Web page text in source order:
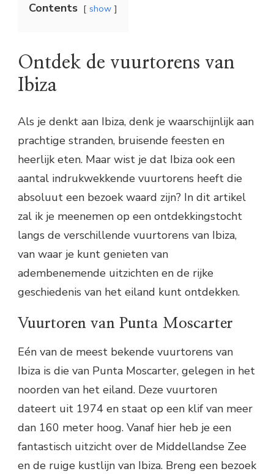
Contents show
Ontdek de vuurtorens van
Ibiza
Als je denkt aan Ibiza, denk je waarschijnlijk aan
prachtige stranden, bruisende feesten en
heerlijk eten. Maar wist je dat Ibiza ook een
aantal indrukwekkende vuurtorens heeft die
absoluut een bezoek waard zijn? In dit artikel
zal ik je meenemen op een ontdekkingstocht
langs de verschillende vuurtorens van Ibiza,
van waar je kunt genieten van
adembenemende uitzichten en de rijke
geschiedenis van het eiland kunt ontdekken.
Vuurtoren van Punta Moscarter
Eén van de meest bekende vuurtorens van
Ibiza is die van Punta Moscarter, gelegen in het
noorden van het eiland. Deze vuurtoren
dateert uit 1974 en staat op een klif van meer
dan 160 meter hoog. Vanaf hier heb je een
fantastisch uitzicht over de Middellandse Zee
en de ruige kustlijn van Ibiza. Breng een bezoek